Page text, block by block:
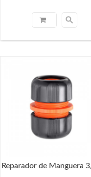
search
Reparador de Manguera